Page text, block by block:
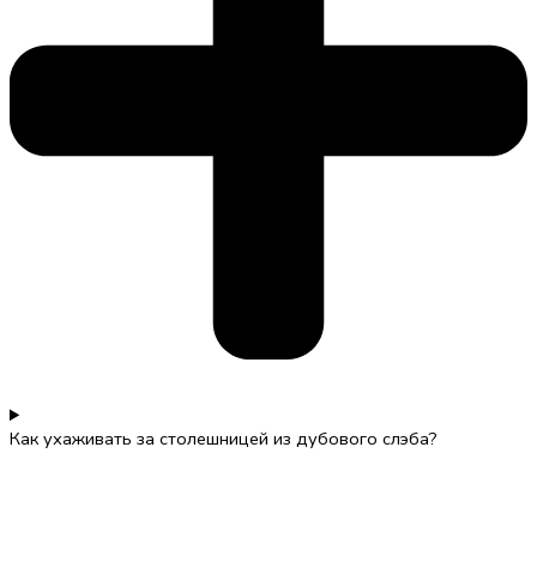
Как ухаживать за столешницей из дубового слэба?